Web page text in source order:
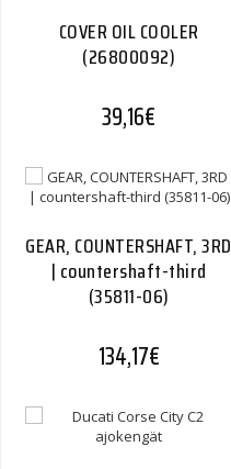
COVER OIL COOLER
(26800092)
39,16€
GEAR, COUNTERSHAFT, 3RD
| countershaft-third
(35811-06)
134,17€